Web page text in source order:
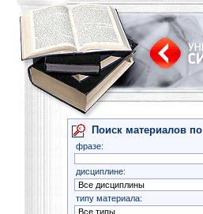
Поиск материалов по
фразе:
дисциплине:
типу материала: